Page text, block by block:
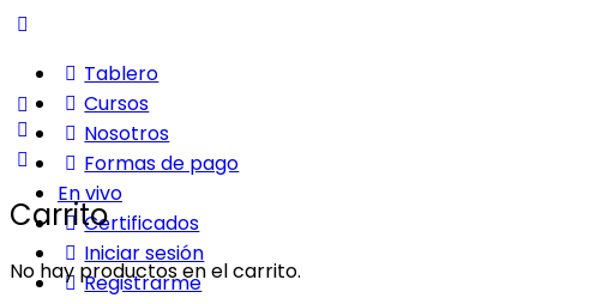
Tablero
Cursos
Nosotros
Formas de pago
En vivo
Certificados
Iniciar sesión
Registrarme
Carrito
No hay productos en el carrito.